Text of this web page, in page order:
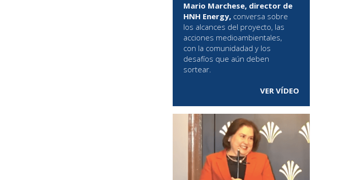
Mario Marchese, director de
HNH Energy, conversa sobre
los alcances del proyecto, las
acciones medioambientales,
con la comunidadad y los
desafíos que aún deben
sortear.
VER VÍDEO